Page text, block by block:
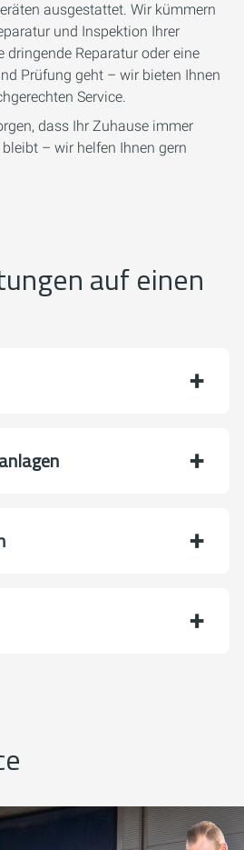
ausgestattet. Wir kümmern
und Inspektion Ihrer
dringende Reparatur oder eine
Prüfung geht – wir bieten Ihnen
Service.
dass Ihr Zuhause immer
– wir helfen Ihnen gern
auf einen